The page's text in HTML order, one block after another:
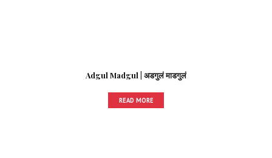
Adgul Madgul | अडगुलं माडगुलं
READ MORE